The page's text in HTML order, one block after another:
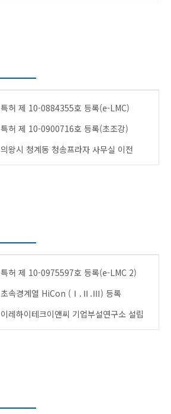
특허 제 10-0884355호 등록(e-LMC)
특허 제 10-0900716호 등록(초조강)
의왕시 청계동 청송프라자 사무실 이전
특허 제 10-0975597호 등록(e-LMC 2)
초속경계열 HiCon (Ⅰ.Ⅱ.Ⅲ) 등록
이레하이테크이앤씨 기업부설연구소 설립